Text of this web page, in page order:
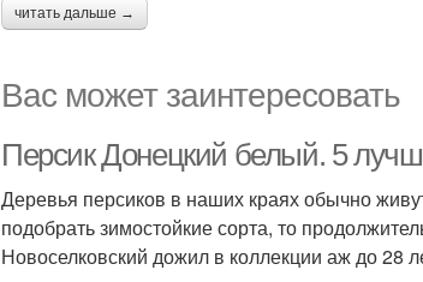
читать дальше →
Вас может заинтересовать
Персик Донецкий белый. 5
Деревья персиков в наших краях обычно
подобрать зимостойкие сорта, то
Новоселковский дожил в коллекции аж до 28